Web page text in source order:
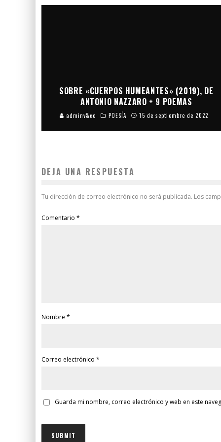
SOBRE «CUERPOS HUMEANTES» (2019), DE
ANTONIO NAZZARO + 9 POEMAS
adminv&co POESÍA 15 de septiembre de 2022
DEJA UNA RESPUESTA
Tu dirección de correo electrónico no será publicada. Los
Comentario *
Nombre *
Correo electrónico *
Guarda mi nombre, correo electrónico y web en este